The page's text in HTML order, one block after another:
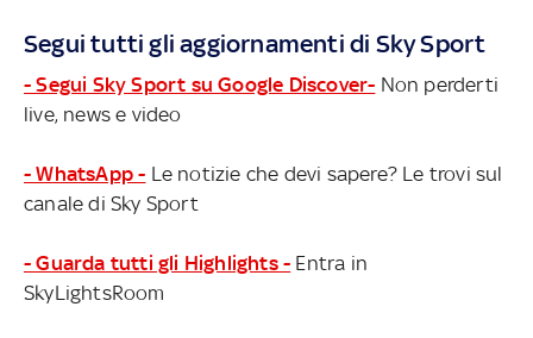
Segui tutti gli aggiornamenti di Sky Sport
- Segui Sky Sport su Google Discover- Non perderti
live, news e video
- WhatsApp - Le notizie che devi sapere? Le trovi sul
canale di Sky Sport
- Guarda tutti gli Highlights - Entra in
SkyLightsRoom